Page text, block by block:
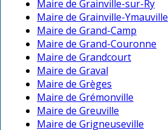
Maire de Grainville-sur-Ry
Maire de Grainville-Ymauville
Maire de Grand-Camp
Maire de Grand-Couronne
Maire de Grandcourt
Maire de Graval
Maire de Grèges
Maire de Grémonville
Maire de Greuville
Maire de Grigneuseville